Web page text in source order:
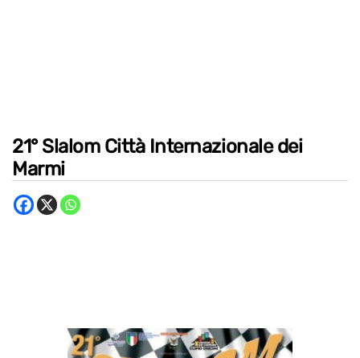
21° Slalom Città Internazionale dei
Marmi